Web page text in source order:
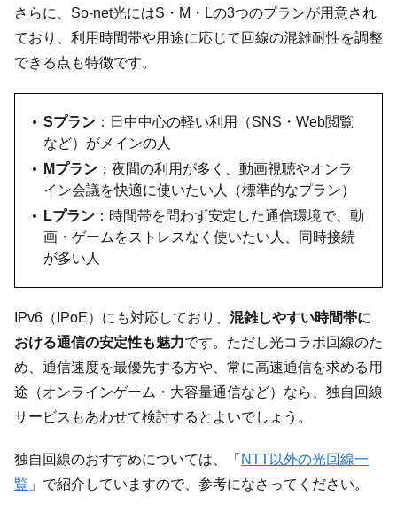
さらに、So-net光にはS・M・Lの3つのプランが用意され
ており、利用時間帯や用途に応じて回線の混雑耐性を調整
できる点も特徴です。
Sプラン ：日中中心の軽い利用（SNS・Web閲覧
など）がメインの人
Mプラン ：夜間の利用が多く、動画視聴やオンラ
イン会議を快適に使いたい人（標準的なプラン）
Lプラン ：時間帯を問わず安定した通信環境で、動
画・ゲームをストレスなく使いたい人、同時接続
が多い人
IPv6（IPoE）にも対応しており、 混雑しやすい時間帯に
おける通信の安定性も魅力です。ただし光コラボ回線のた
め、通信速度を最優先する方や、常に高速通信を求める用
途（オンラインゲーム・大容量通信など）なら、独自回線
サービスもあわせて検討するとよいでしょう。
独自回線のおすすめについては、「 NTT以外の光回線一
覧 」で紹介していますので、参考になさってください。